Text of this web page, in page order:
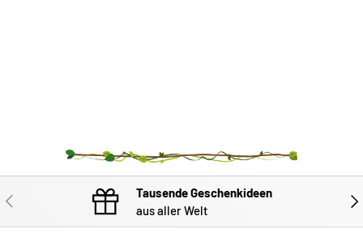
VORHERIGE
Tausende Geschenkideen
aus aller Welt